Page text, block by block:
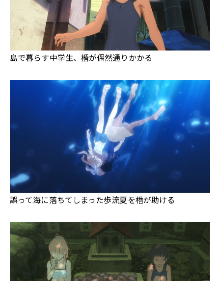
島で暮らす中学生、棔が偶然通りかかる
誤って海に落ちてしまった歩流夏を棔が助ける